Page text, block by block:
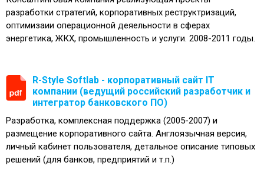
разработки стратегий, корпоративных реструктризаций,
оптимизаии операционной деяельности в сферах
энергетика, ЖКХ, промышленность и услуги. 2008-2011 годы.
R-Style Softlab - корпоративный сайт IT
компании (ведущий российский разработчик и
интегратор банковского ПО)
Разработка, комплексная поддержка (2005-2007) и
размещение корпоративного сайта. Англоязычная версия,
личный кабинет пользователя, детальное описание типовых
решений (для банков, предприятий и т.п.)